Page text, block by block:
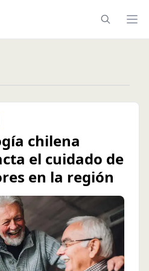
chilena
el cuidado de
en la región